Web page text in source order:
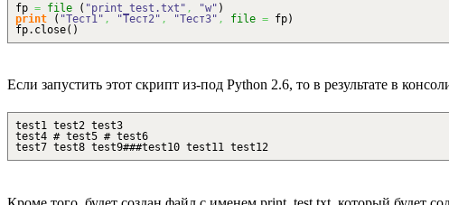
fp = file ( "print_test.txt" , "w" )
print
( "Тест1" , "Тест2" , "Тест3" , file = fp)
fp. close( )
Если запустить этот скрипт из-под Python 2.6, то в результате в
test1 test2 test3
test4 # test5 # test6
test7 test8 test9###test10 test11 test12